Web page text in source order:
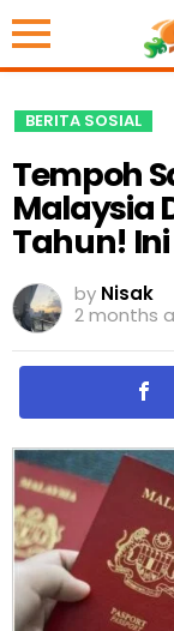
BERITA SOSIAL
Tempoh
Malaysia
Tahun!
by Nisak
2 months